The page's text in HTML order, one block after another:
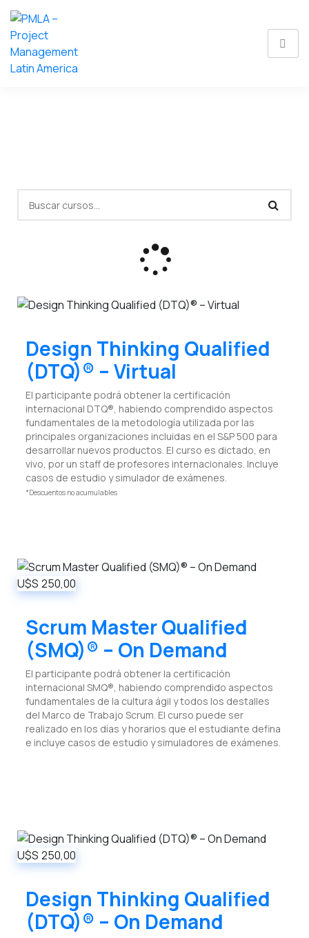
Design Thinking Qualified
(DTQ)® – Virtual
El participante podrá obtener la certificación
internacional DTQ®, habiendo comprendido aspectos
fundamentales de la metodología utilizada por las
principales organizaciones incluidas en el S&P 500 para
desarrollar nuevos productos. El curso es dictado, en
vivo, por un staff de profesores internacionales. Incluye
casos de estudio y simulador de exámenes.
*Descuentos no acumulables
U$S 250,00
Scrum Master Qualified
(SMQ)® – On Demand
El participante podrá obtener la certificación
internacional SMQ®, habiendo comprendido aspectos
fundamentales de la cultura ágil y todos los destalles
del Marco de Trabajo Scrum. El curso puede ser
realizado en los días y horarios que el estudiante defina
e incluye casos de estudio y simuladores de exámenes.
U$S 250,00
Design Thinking Qualified
(DTQ)® – On Demand